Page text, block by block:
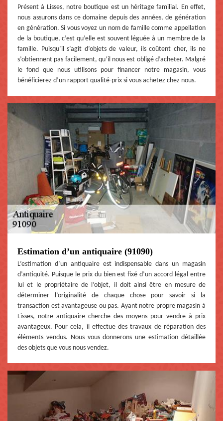
Présent à Lisses, notre boutique est un héritage familial. En effet,
nous assurons dans ce domaine depuis des années, de génération
en génération. Si vous voyez un nom de famille comme appellation
de la boutique, c’est qu’elle est souvent léguée à un membre de la
famille. Puisqu’il s’agit d’objets de valeur, ils coûtent cher, ils ne
s’obtiennent pas facilement, qu’il nous est obligé d’acheter. Malgré
le fond que nous utilisons pour financer notre magasin, vous
bénéficierez d’un rapport qualité-prix si vous achetez chez nous.
Estimation d’un antiquaire (91090)
L’estimation d’un antiquaire est indispensable dans un magasin
d’antiquité. Puisque le prix du bien est fixé d’un accord légal entre
lui et le propriétaire de l’objet, il doit ainsi être en mesure de
déterminer l’originalité de chaque chose pour savoir si la
transaction est avantageuse ou pas. Ayant notre propre magasin à
Lisses, notre antiquaire cherche des moyens pour vendre à prix
avantageux. Pour cela, il effectue des travaux de réparation des
éléments vendus. Nous vous donnerons une estimation détaillée
des objets que vous nous vendez.